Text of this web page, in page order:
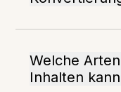
Welche
Inhalten